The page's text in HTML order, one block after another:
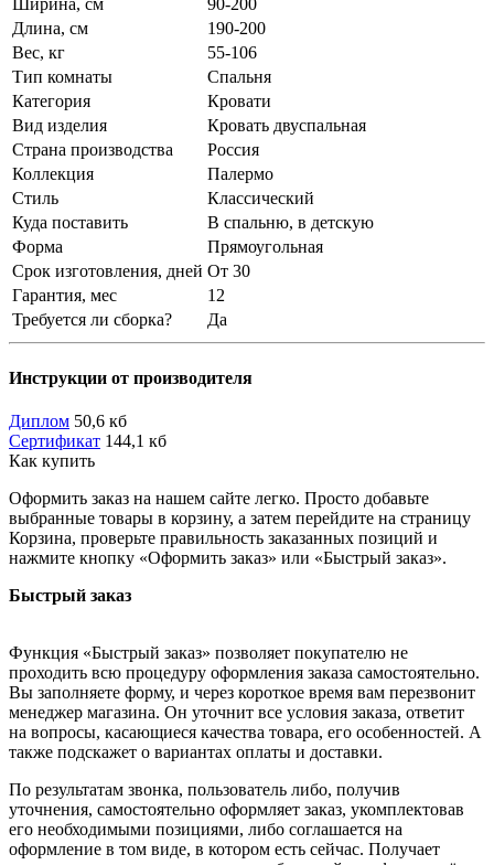
Ширина, см
90-200
Длина, см
190-200
Вес, кг
55-106
Тип комнаты
Спальня
Категория
Кровати
Вид изделия
Кровать двуспальная
Страна производства
Россия
Коллекция
Палермо
Стиль
Классический
Куда поставить
В спальню, в детскую
Форма
Прямоугольная
Срок изготовления, дней От 30
Гарантия, мес
12
Требуется ли сборка?
Да
Инструкции от производителя
Диплом 50,6 кб
Сертификат 144,1 кб
Как купить
Оформить заказ на нашем сайте легко. Просто добавьте
выбранные товары в корзину, а затем перейдите на страницу
Корзина, проверьте правильность заказанных позиций и
нажмите кнопку «Оформить заказ» или «Быстрый заказ».
Быстрый заказ
Функция «Быстрый заказ» позволяет покупателю не
проходить всю процедуру оформления заказа самостоятельно.
Вы заполняете форму, и через короткое время вам перезвонит
менеджер магазина. Он уточнит все условия заказа, ответит
на вопросы, касающиеся качества товара, его особенностей. А
также подскажет о вариантах оплаты и доставки.
По результатам звонка, пользователь либо, получив
уточнения, самостоятельно оформляет заказ, укомплектовав
его необходимыми позициями, либо соглашается на
оформление в том виде, в котором есть сейчас. Получает